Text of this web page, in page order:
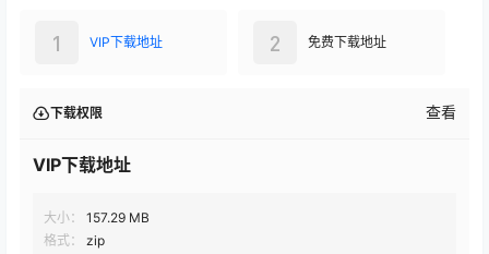
VIP下载地址
1 免费下载地址
2
下载权限 查看
VIP下载地址
大小：
157.29 MB
格式：
zip